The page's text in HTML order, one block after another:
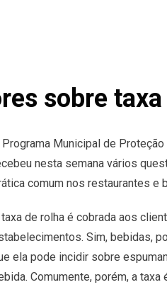
sobre
Programa Municipal de
nesta semana vários
comum nos restaurantes e
de rolha é cobrada aos
Sim, bebidas,
ela pode incidir sobre
Comumente, porém, a